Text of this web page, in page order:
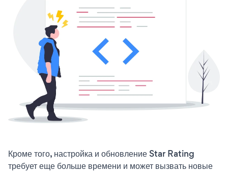
Кроме того, настройка и обновление Star Rating
требует еще больше времени и может вызвать новые